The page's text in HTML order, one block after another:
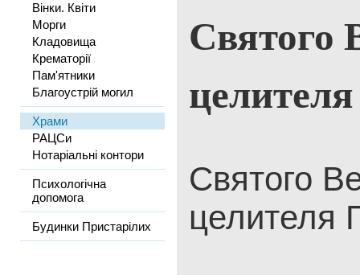
Вінки. Квіти
Морги
Кладовища
Крематорії
Пам'ятники
Благоустрій могил
Храми
РАЦСи
Нотаріальні контори
Психологічна
допомога
Будинки Пристарілих
Святого
Святого
целителя